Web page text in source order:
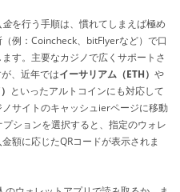
金を行う手順は、慣れてしまえば極め
例：Coincheck、bitFlyerなど）で口
す。主要なカジノで広くサポートさ
、近年ではイーサリアム（ETH） や
といったアルトコインにも対応して
サイトのキャッシュierページに移動
ションを選択すると、指定のウォレ
額に応じたQRコードが表示されま